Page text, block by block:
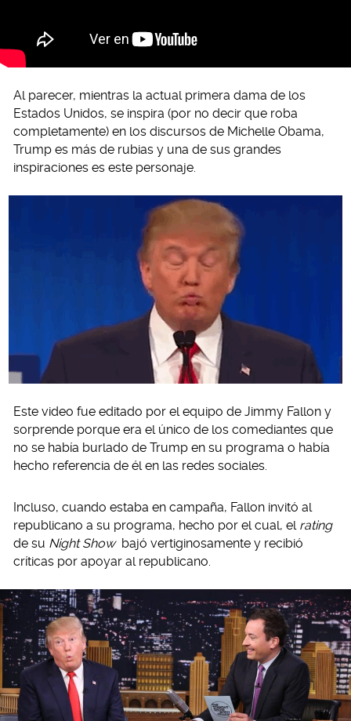
Al parecer, mientras la actual primera dama de los
Estados Unidos, se inspira (por no decir que roba
completamente) en los discursos de Michelle Obama,
Trump es más de rubias y una de sus grandes
inspiraciones es este personaje.
Este video fue editado por el equipo de Jimmy Fallon y
sorprende porque era el único de los comediantes que
no se había burlado de Trump en su programa o había
hecho referencia de él en las redes sociales.
Incluso, cuando estaba en campaña, Fallon invitó al
republicano a su programa, hecho por el cual, el rating
de su Night Show bajó vertiginosamente y recibió
críticas por apoyar al republicano.